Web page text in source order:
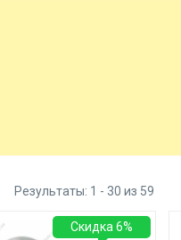
Результаты: 1 - 30 из 59
Скидка 6%